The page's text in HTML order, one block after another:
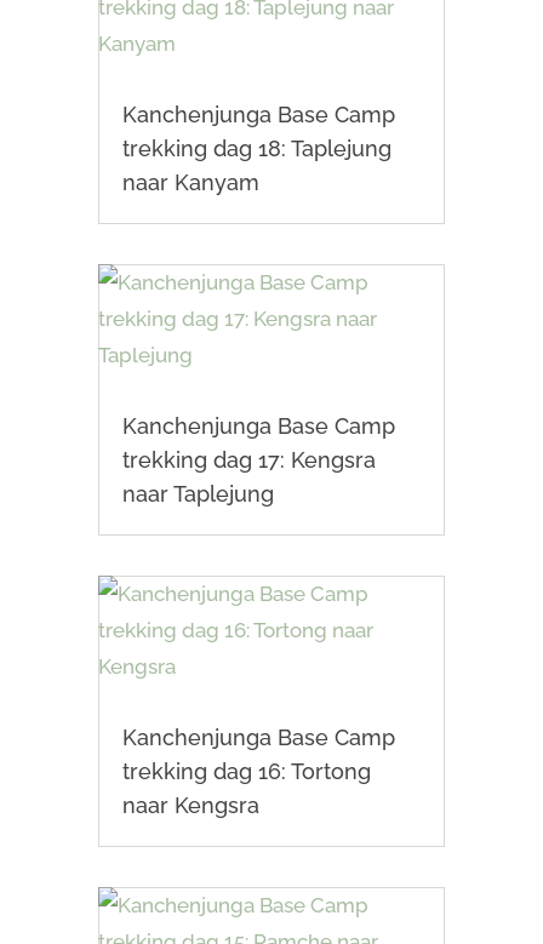
Kanchenjunga Base Camp
trekking dag 18: Taplejung
naar Kanyam
Kanchenjunga Base Camp
trekking dag 17: Kengsra
naar Taplejung
Kanchenjunga Base Camp
trekking dag 16: Tortong
naar Kengsra